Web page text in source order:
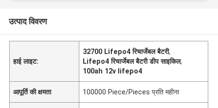
उत्पाद विवरण
हाई लाइट:
32700 Lifepo4 रिचार्जेबल बैटरी,
Lifepo4 रिचार्जेबल बैटरी डीप साइकिल,
100ah 12v lifepo4
आपूर्ति की क्षमता 100000 Piece/Pieces प्रति महीना